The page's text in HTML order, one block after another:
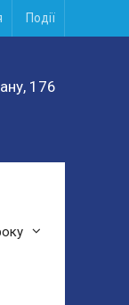
Події
176